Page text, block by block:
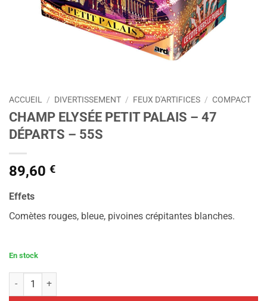
ACCUEIL / DIVERTISSEMENT / FEUX D'ARTIFICES / COMPACT
CHAMP ELYSÉE PETIT PALAIS – 47
DÉPARTS – 55S
89,60 €
Effets
Comètes rouges, bleue, pivoines crépitantes blanches.
En stock
quantité de CHAMP ELYSÉE PETIT PALAIS - 47 DÉPARTS – 55S